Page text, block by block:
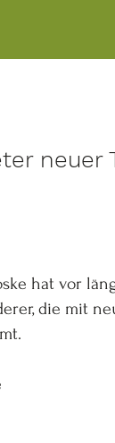
neuer
hat vor
die mit